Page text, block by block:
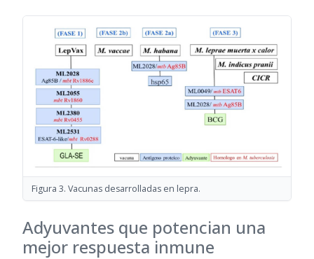
Figura 3. Vacunas desarrolladas en lepra.
Adyuvantes que potencian una
mejor respuesta inmune